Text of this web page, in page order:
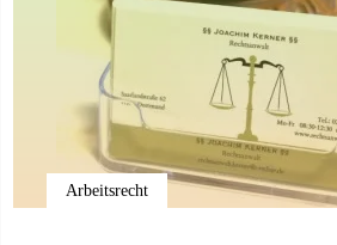
Arbeitsrecht